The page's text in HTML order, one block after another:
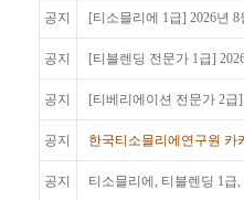
공지 [티소믈리에 1급] 2026년
공지 [티블렌딩 전문가 1급]
공지 [티베리에이션 전문가 2급
공지 한국티소믈리에연구원 카
공지 티소믈리에, 티블렌딩 1급